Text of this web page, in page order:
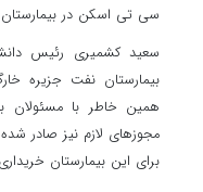
سی تی اسکن در
سعید کشمیری رئیس
بیمارستان نفت جزیره
همین خاطر با
مجوزهای لازم نیز صادر
برای این بیمارستان